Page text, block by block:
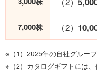
7,000株 （2）
※（1）2025年の自社グルー
※（2）カタログギフトには、